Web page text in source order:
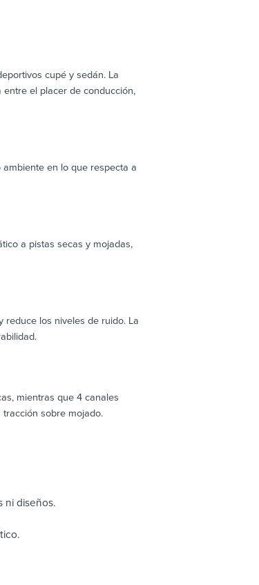
cupé y sedán. La
el placer de conducción,
en lo que respecta a
a pistas secas y mojadas,
los niveles de ruido. La
mientras que 4 canales
sobre mojado.
ni diseños.